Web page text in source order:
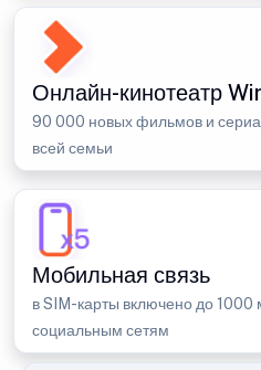
Онлайн-кинотеатр
90 000 новых фильмов и
всей семьи
Мобильная связь
в SIM-карты включено до 1000
социальным сетям